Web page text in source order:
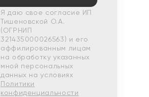
Я даю свое согласие ИП
Тишеновской О.А.
(ОГРНИП
321435000026563) и его
аффилированным лицам
на обработку указанных
мной персональных
данных на условиях
Политики
конфиденциальности